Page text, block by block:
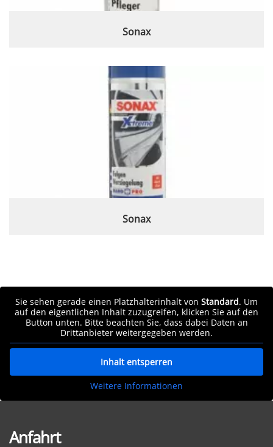
Sonax
Sonax
Sie sehen gerade einen Platzhalterinhalt von Standard. Um
auf den eigentlichen Inhalt zuzugreifen, klicken Sie auf den
Button unten. Bitte beachten Sie, dass dabei Daten an
Drittanbieter weitergegeben werden.
Inhalt entsperren
Weitere Informationen
Anfahrt